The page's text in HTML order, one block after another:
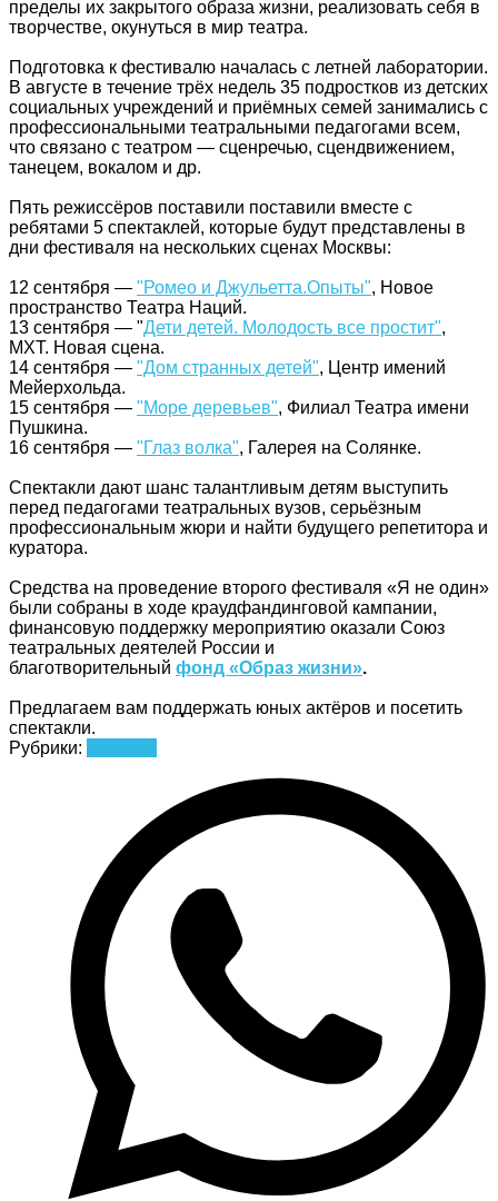
пределы их закрытого образа жизни, реализовать себя в
творчестве, окунуться в мир театра.
Подготовка к фестивалю началась с летней лаборатории.
В августе в течение трёх недель 35 подростков из детских
социальных учреждений и приёмных семей занимались с
профессиональными театральными педагогами всем,
что связано с театром — сценречью, сцендвижением,
танецем, вокалом и др.
Пять режиссёров поставили поставили вместе с
ребятами 5 спектаклей, которые будут представлены в
дни фестиваля на нескольких сценах Москвы:
12 сентября — "Ромео и Джульетта.Опыты", Новое
пространство Театра Наций.
13 сентября — "Дети детей. Молодость все простит",
МХТ. Новая сцена.
14 сентября — "Дом странных детей", Центр имений
Мейерхольда.
15 сентября — "Море деревьев", Филиал Театра имени
Пушкина.
16 сентября — "Глаз волка", Галерея на Солянке.
Спектакли дают шанс талантливым детям выступить
перед педагогами театральных вузов, серьёзным
профессиональным жюри и найти будущего репетитора и
куратора.
Средства на проведение второго фестиваля «Я не один»
были собраны в ходе краудфандинговой кампании,
финансовую поддержку мероприятию оказали Союз
театральных деятелей России и
благотворительный фонд «Образ жизни».
Предлагаем вам поддержать юных актёров и посетить
спектакли.
Рубрики: